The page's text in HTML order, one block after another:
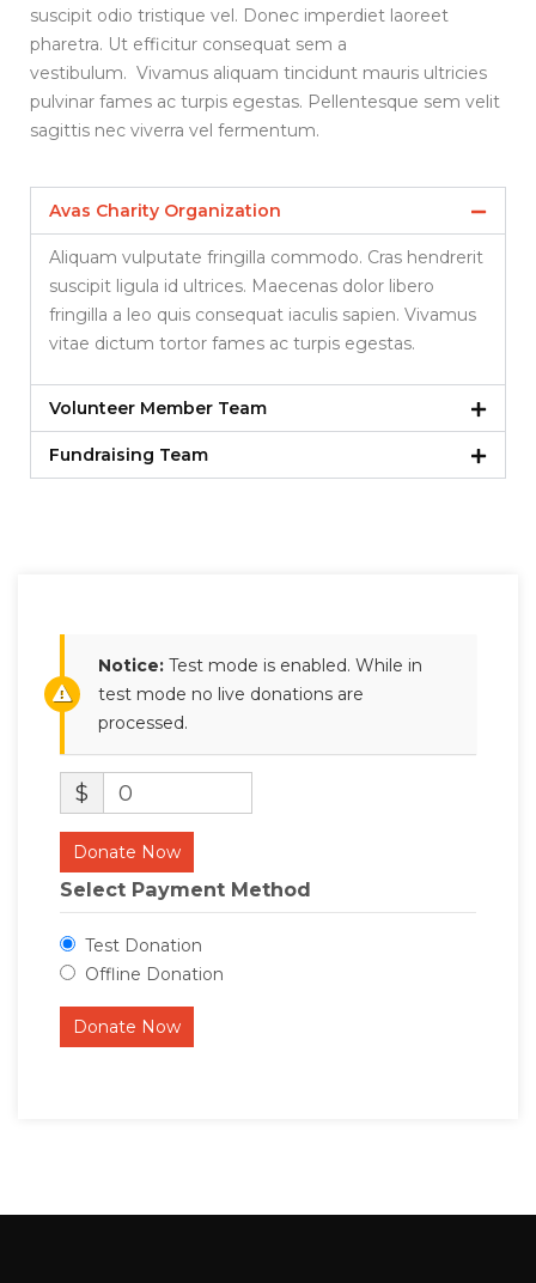
suscipit odio tristique vel. Donec imperdiet laoreet
pharetra. Ut efficitur consequat sem a
vestibulum. Vivamus aliquam tincidunt mauris ultricies
pulvinar fames ac turpis egestas. Pellentesque sem velit
sagittis nec viverra vel fermentum.
Avas Charity Organization
Aliquam vulputate fringilla commodo. Cras hendrerit
suscipit ligula id ultrices. Maecenas dolor libero
fringilla a leo quis consequat iaculis sapien. Vivamus
vitae dictum tortor fames ac turpis egestas.
Volunteer Member Team
Fundraising Team
Notice: Test mode is enabled. While in
test mode no live donations are
processed.
$ 0
Donate Now
Select Payment Method
Test Donation
Offline Donation